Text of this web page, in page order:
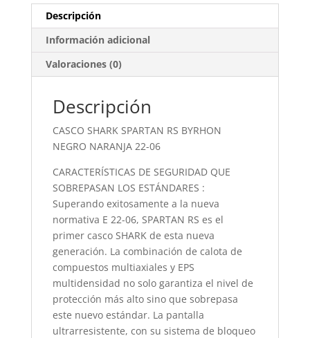
Descripción
Información adicional
Valoraciones (0)
Descripción
CASCO SHARK SPARTAN RS BYRHON
NEGRO NARANJA 22-06
CARACTERÍSTICAS DE SEGURIDAD QUE
SOBREPASAN LOS ESTÁNDARES :
Superando exitosamente a la nueva
normativa E 22-06, SPARTAN RS es el
primer casco SHARK de esta nueva
generación. La combinación de calota de
compuestos multiaxiales y EPS
multidensidad no solo garantiza el nivel de
protección más alto sino que sobrepasa
este nuevo estándar. La pantalla
ultrarresistente, con su sistema de bloqueo